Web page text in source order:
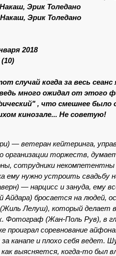
Эрик Толедано
Эрик Толедано
2018
случай когда за весь
ведь много ожидал от этого
, что смешнее было
кинозале... Не советую!
— ветеран кейтеринга,
организации торжеств,
сотрудники некомпетентны
ему нужно устроить свадьбу
— нарцисс и зануда, ему
Айдара) бросается на людей,
(Жиль Лелуш), который делает
Фотограф (Жан-Поль Рув), в
проиграл соревнование
канапе и плохо себя ведет.
выясняется, когда-то был